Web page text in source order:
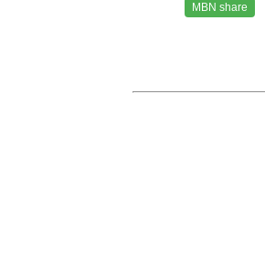
MBN share